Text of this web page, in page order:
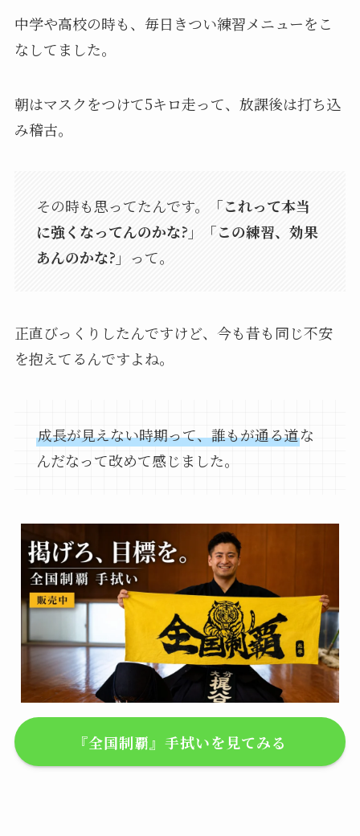
中学や高校の時も、毎日きつい練習メニューをこ
なしてました。
朝はマスクをつけて5キロ走って、放課後は打ち込
み稽古。
その時も思ってたんです。
「これって本当
に強くなってんのかな?」「この練習、効果
あんのかな?」 って。
正直びっくりしたんですけど、今も昔も同じ不安
を抱えてるんですよね。
成長が見えない時期って、誰もが通る道な
んだなって改めて感じました。
『全国制覇』手拭いを見てみる